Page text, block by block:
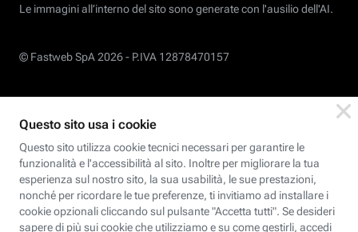
Le immagini all’interno del sito sono generate con l'ausilio dell'AI.
© Fastweb SpA 2026 - P.IVA 12878470157